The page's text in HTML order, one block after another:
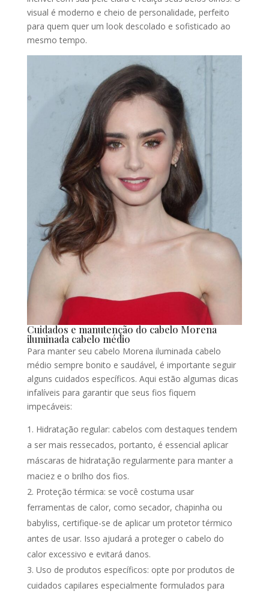
visual é moderno e cheio de personalidade, perfeito
para quem quer um look descolado e sofisticado ao
mesmo tempo.
Cuidados e manutenção do cabelo Morena
iluminada cabelo médio
Para manter seu cabelo Morena iluminada cabelo
médio sempre bonito e saudável, é importante seguir
alguns cuidados específicos. Aqui estão algumas dicas
infalíveis para garantir que seus fios fiquem
impecáveis:
Hidratação regular: cabelos com destaques tendem
a ser mais ressecados, portanto, é essencial aplicar
máscaras de hidratação regularmente para manter a
maciez e o brilho dos fios.
Proteção térmica: se você costuma usar
ferramentas de calor, como secador, chapinha ou
babyliss, certifique-se de aplicar um protetor térmico
antes de usar. Isso ajudará a proteger o cabelo do
calor excessivo e evitará danos.
Uso de produtos específicos: opte por produtos de
cuidados capilares especialmente formulados para